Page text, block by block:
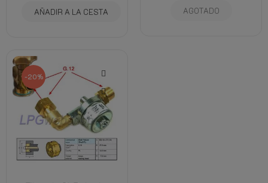
AÑADIR A LA CESTA AGOTADO
-20%